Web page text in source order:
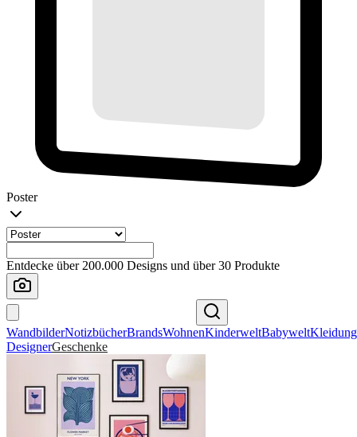
Poster
Entdecke über 200.000 Designs und über 30 Produkte
WandbilderNotizbücherBrandsWohnenKinderweltBabyweltKleidung
DesignerGeschenke